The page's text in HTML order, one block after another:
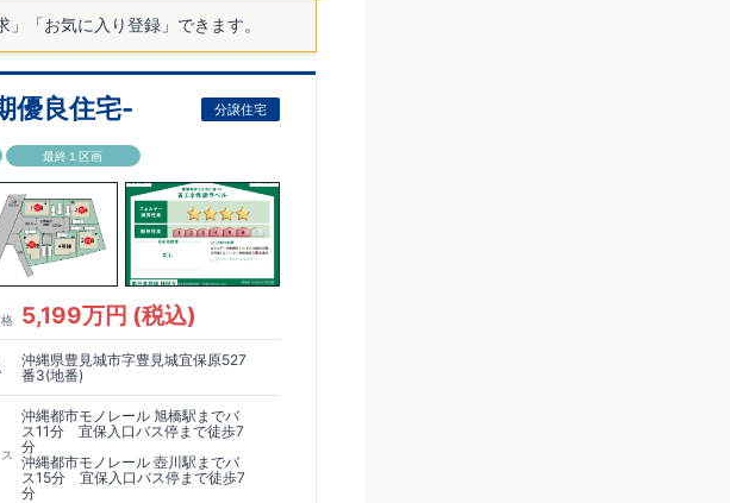
「お気に入り登録」できます。
優良住宅- 分譲住宅
最終１区画
5,199万円 (税込)
沖縄県豊見城市字豊見城宜保原527
番3(地番)
沖縄都市モノレール 旭橋駅までバ
ス11分 宜保入口バス停まで徒歩7
分
沖縄都市モノレール 壺川駅までバ
ス15分 宜保入口バス停まで徒歩7
分